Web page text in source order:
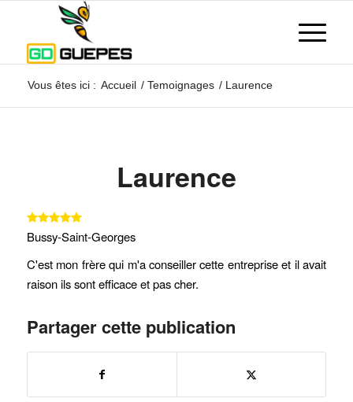
Vous êtes ici : Accueil / Temoignages / Laurence
Laurence
Bussy-Saint-Georges
C'est mon frère qui m'a conseiller cette entreprise et il avait
raison ils sont efficace et pas cher.
Partager cette publication